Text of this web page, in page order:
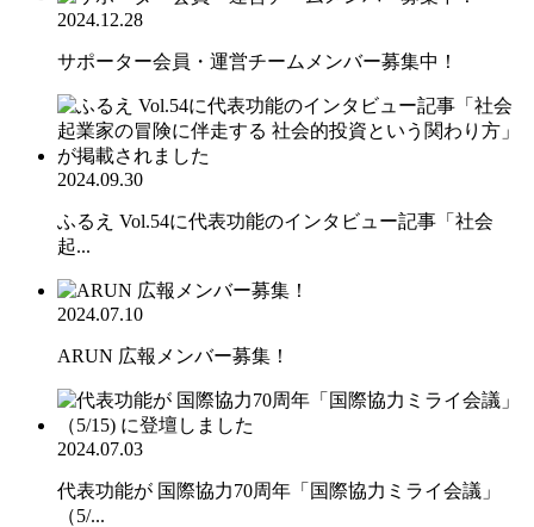
2024.12.28
サポーター会員・運営チームメンバー募集中！
2024.09.30
ふるえ Vol.54に代表功能のインタビュー記事「社会
起...
2024.07.10
ARUN 広報メンバー募集！
2024.07.03
代表功能が 国際協力70周年「国際協力ミライ会議」
（5/...